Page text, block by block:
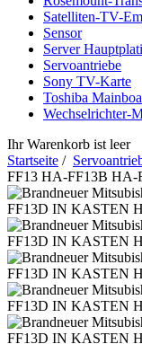
Satelliten-TV-
Sensor
Server
Servoantriebe
Sony TV-Karte
Toshiba
Wechselrichter-
Ihr Warenkorb ist leer
Startseite /
FF13 HA-FF13B